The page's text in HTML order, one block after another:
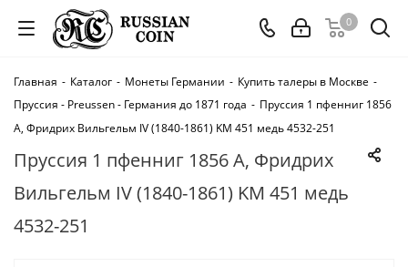
0
Главная - Каталог - Монеты Германии - Купить талеры в Москве -
Пруссия - Preussen - Германия до 1871 года - Пруссия 1 пфенниг 1856
A, Фридрих Вильгельм IV (1840-1861) KM 451 медь 4532-251
Пруссия 1 пфенниг 1856 A, Фридрих
Вильгельм IV (1840-1861) KM 451 медь
4532-251